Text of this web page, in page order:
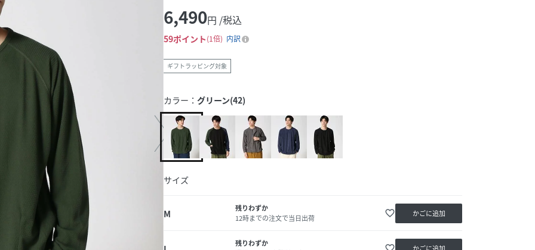
6,490円 /税込
59ポイント 1倍 内訳
ギフトラッピング対象
カラー： グリーン(42)
サイズ
M
残りわずか
12時までの注文で当日出荷
favorite_border かごに追加
残りわずか